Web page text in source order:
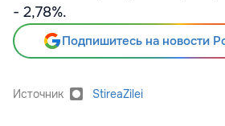
- 2,78%.
Подпишитесь на новости
Источник StireaZilei